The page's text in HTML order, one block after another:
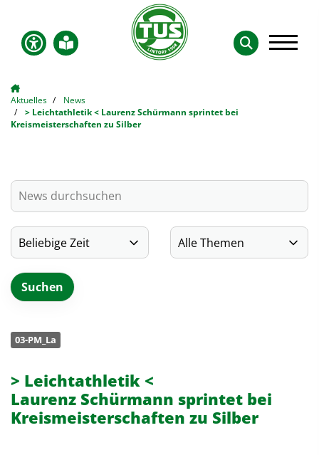
Aktuelles
News
> Leichtathletik < Laurenz Schürmann sprintet bei
Kreismeisterschaften zu Silber
03-PM_La
> Leichtathletik <
Laurenz Schürmann sprintet bei
Kreismeisterschaften zu Silber